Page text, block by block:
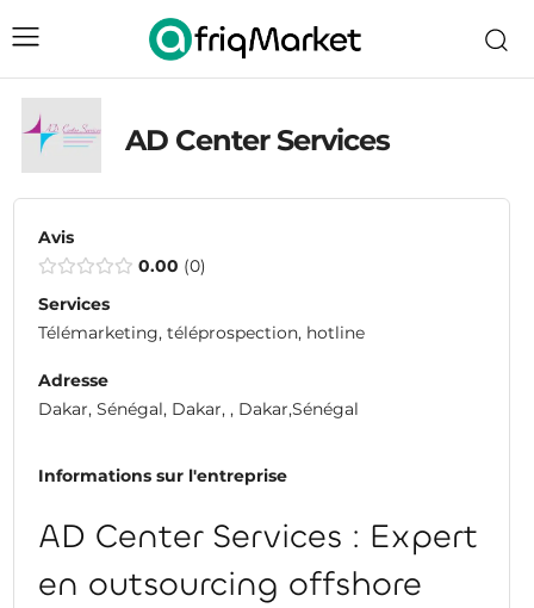
AD Center Services
Avis
0.00 0
Services
Télémarketing, téléprospection, hotline
Adresse
Dakar, Sénégal, Dakar, , Dakar,Sénégal
Informations sur l'entreprise
AD Center Services : Expert
en outsourcing offshore